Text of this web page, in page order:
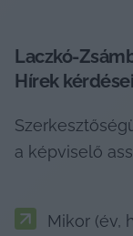
Laczkó-
Hírek
a képviselő
Mikor (év,